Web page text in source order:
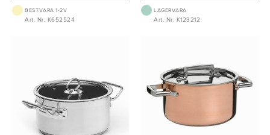
BEST.VARA 1-2V
Art. Nr: K652524
LAGERVARA
Art. Nr: K123212